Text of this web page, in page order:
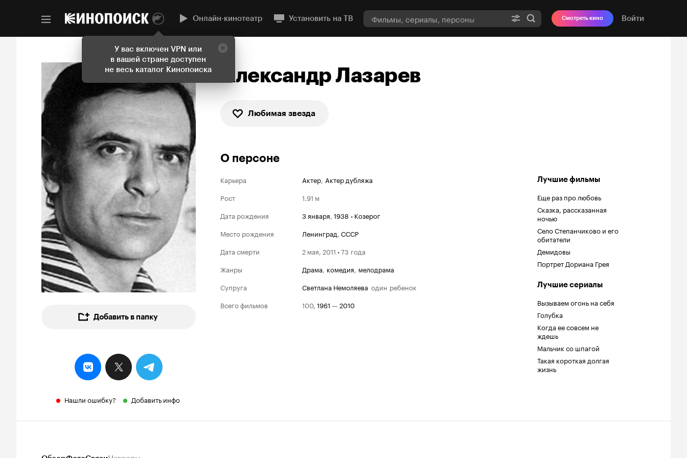
У вас включен VPN или
в вашей стране доступен
не весь каталог Кинопоиска
Онлайн-кинотеатр Установить на ТВ Смотреть кино Войти
Добавить в папку
Нашли ошибку? Добавить инфо
Александр Лазарев
Любимая звезда
О персоне
Карьера Актер, Актер дубляжа
Рост
1.91 м
Дата рождения
3 января, 1938 • Козерог
Место рождения
Ленинград, СССР
Дата смерти
2 мая, 2011 • 73 года
Жанры
драма, комедия, мелодрама
Супруга
Светлана Немоляева один ребенок
Всего фильмов
100, 1961 — 2010
Лучшие фильмы
Еще раз про любовь
Сказка, рассказанная
ночью
Село Степанчиково и его
обитатели
Демидовы
Портрет Дориана Грея
Лучшие сериалы
Вызываем огонь на себя
Голубка
Когда ее совсем не
ждешь
Мальчик со шпагой
Такая короткая долгая
жизнь